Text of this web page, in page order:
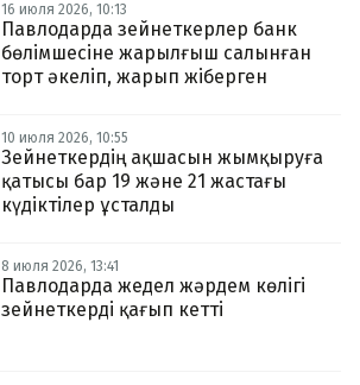
16 июля 2026, 10:13
Павлодарда зейнеткерлер банк
бөлімшесіне жарылғыш салынған
торт әкеліп, жарып жіберген
10 июля 2026, 10:55
Зейнеткердің ақшасын жымқыруға
қатысы бар 19 және 21 жастағы
күдіктілер ұсталды
8 июля 2026, 13:41
Павлодарда жедел жәрдем көлігі
зейнеткерді қағып кетті